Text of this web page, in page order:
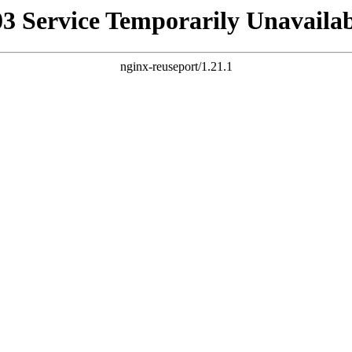
Service Temporarily
nginx-reuseport/1.21.1